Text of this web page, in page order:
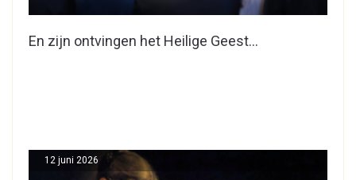
En zijn ontvingen het Heilige Geest…
12 juni 2026